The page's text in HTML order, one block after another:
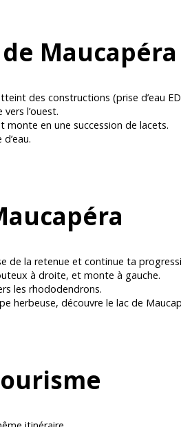
Maucapéra
des constructions (prise d’eau
l’ouest.
monte en une succession de lacets.
de la retenue et continue ta
à droite, et monte à gauche.
les rhododendrons.
herbeuse, découvre le lac de